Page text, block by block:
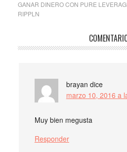
GANAR DINERO CON PURE
RIPPLN
brayan dice
marzo 10, 2016 a
Muy bien megusta
Responder